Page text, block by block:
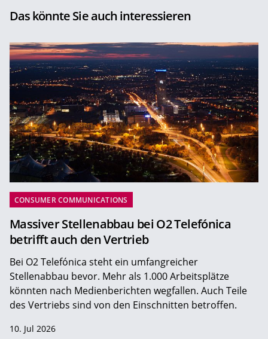
Das könnte Sie auch interessieren
CONSUMER COMMUNICATIONS
Massiver Stellenabbau bei O2 Telefónica
betrifft auch den Vertrieb
Bei O2 Telefónica steht ein umfangreicher
Stellenabbau bevor. Mehr als 1.000 Arbeitsplätze
könnten nach Medienberichten wegfallen. Auch Teile
des Vertriebs sind von den Einschnitten betroffen.
10. Jul 2026